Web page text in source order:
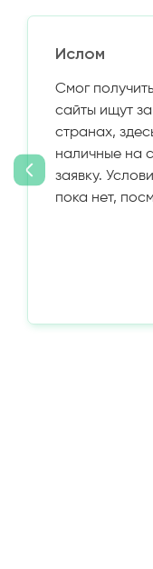
Ислом
Смог
сайты ищут
странах,
наличные на
заявку.
пока нет,